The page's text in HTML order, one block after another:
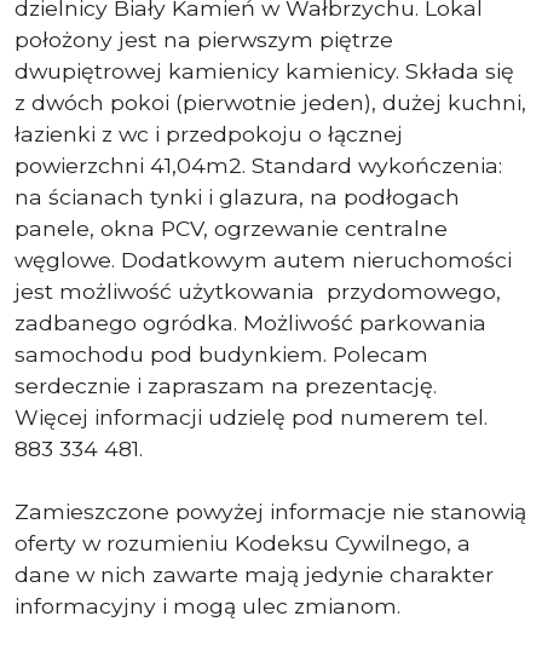
dzielnicy Biały Kamień w Wałbrzychu. Lokal
położony jest na pierwszym piętrze
dwupiętrowej kamienicy kamienicy. Składa się
z dwóch pokoi (pierwotnie jeden), dużej kuchni,
łazienki z wc i przedpokoju o łącznej
powierzchni 41,04m2. Standard wykończenia:
na ścianach tynki i glazura, na podłogach
panele, okna PCV, ogrzewanie centralne
węglowe. Dodatkowym autem nieruchomości
jest możliwość użytkowania przydomowego,
zadbanego ogródka. Możliwość parkowania
samochodu pod budynkiem. Polecam
serdecznie i zapraszam na prezentację.
Więcej informacji udzielę pod numerem tel.
883 334 481.
Zamieszczone powyżej informacje nie stanowią
oferty w rozumieniu Kodeksu Cywilnego, a
dane w nich zawarte mają jedynie charakter
informacyjny i mogą ulec zmianom.